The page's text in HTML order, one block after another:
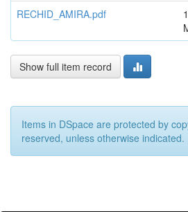
RECHID_AMIRA.pdf
Show full item record
Items in DSpace are protected by
reserved, unless otherwise indicated.